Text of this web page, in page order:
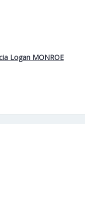
Logan MONROE